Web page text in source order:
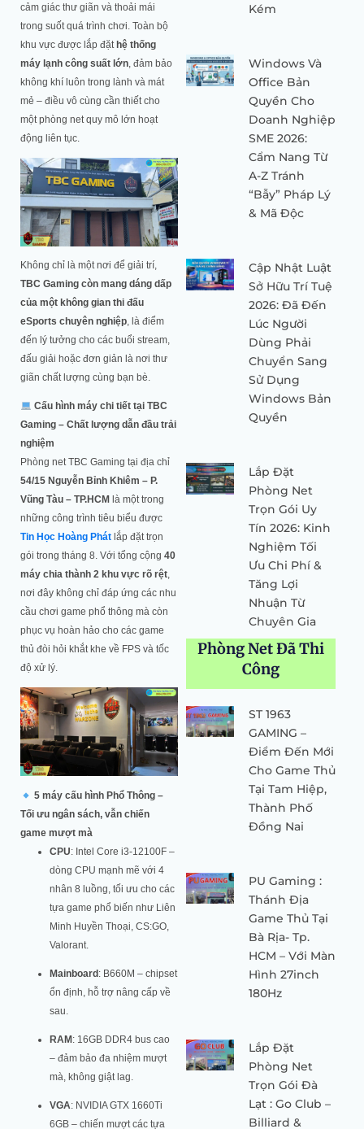
cảm giác thư giãn và thoải mái
trong suốt quá trình chơi. Toàn bộ
khu vực được lắp đặt hệ thống
máy lạnh công suất lớn, đảm bảo
không khí luôn trong lành và mát
mẻ – điều vô cùng cần thiết cho
một phòng net quy mô lớn hoạt
động liên tục.
Không chỉ là một nơi để giải trí,
TBC Gaming còn mang dáng dấp
của một không gian thi đấu
eSports chuyên nghiệp, là điểm
đến lý tưởng cho các buổi stream,
đấu giải hoặc đơn giản là nơi thư
giãn chất lượng cùng bạn bè.
Cấu hình máy chi tiết tại TBC
Gaming – Chất lượng dẫn đầu trải
nghiệm
Phòng net TBC Gaming tại địa chỉ
54/15 Nguyễn Bỉnh Khiêm – P.
Vũng Tàu – TP.HCM là một trong
những công trình tiêu biểu được
Tin Học Hoàng Phát lắp đặt trọn
gói trong tháng 8. Với tổng cộng 40
máy chia thành 2 khu vực rõ rệt,
nơi đây không chỉ đáp ứng các nhu
cầu chơi game phổ thông mà còn
phục vụ hoàn hảo cho các game
thủ đòi hỏi khắt khe về FPS và tốc
độ xử lý.
5 máy cấu hình Phổ Thông –
Tối ưu ngân sách, vẫn chiến
game mượt mà
CPU: Intel Core i3-12100F –
dòng CPU mạnh mẽ với 4
nhân 8 luồng, tối ưu cho các
tựa game phổ biến như Liên
Minh Huyền Thoại, CS:GO,
Valorant.
Mainboard : B660M – chipset
ổn định, hỗ trợ nâng cấp về
sau.
RAM : 16GB DDR4 bus cao
– đảm bảo đa nhiệm mượt
mà, không giật lag.
VGA: NVIDIA GTX 1660Ti
6GB – chiến mượt các tựa
Kém
Windows Và
Office Bản
Quyền Cho
Doanh Nghiệp
SME 2026:
Cẩm Nang Từ
A-Z Tránh
“Bẫy” Pháp Lý
& Mã Độc
Cập Nhật Luật
Sở Hữu Trí Tuệ
2026: Đã Đến
Lúc Người
Dùng Phải
Chuyển Sang
Sử Dụng
Windows Bản
Quyền
Lắp Đặt
Phòng Net
Trọn Gói Uy
Tín 2026: Kinh
Nghiệm Tối
Ưu Chi Phí &
Tăng Lợi
Nhuận Từ
Chuyên Gia
Phòng Net Đã Thi
Công
ST 1963
GAMING –
Điểm Đến Mới
Cho Game Thủ
Tại Tam Hiệp,
Thành Phố
Đồng Nai
PU Gaming :
Thánh Địa
Game Thủ Tại
Bà Rịa- Tp.
HCM – Với Màn
Hình 27inch
180Hz
Lắp Đặt
Phòng Net
Trọn Gói Đà
Lạt : Go Club –
Billiard &